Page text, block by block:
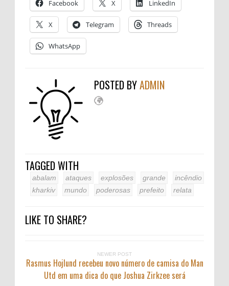
Facebook X LinkedIn
X Telegram Threads
WhatsApp
POSTED BYADMIN
TAGGED WITH
abalam ataques explosões grande
incêndio
kharkiv
mundo poderosas prefeito relata
LIKE TO SHARE?
NEWER POST
Rasmus Hojlund recebeu novo número de camisa do Man
Utd em uma dica do que Joshua Zirkzee será